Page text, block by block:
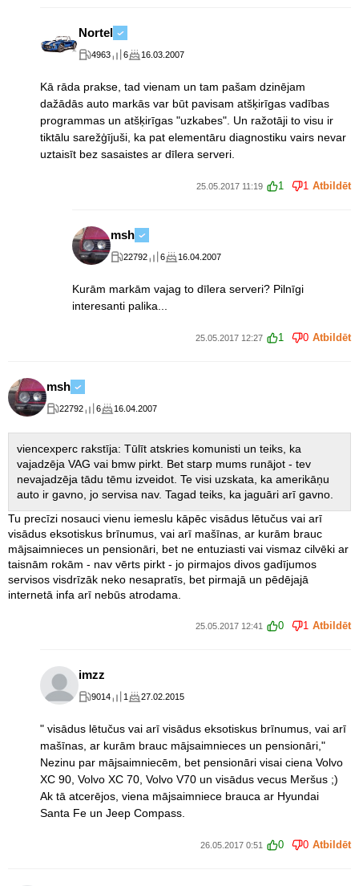
Nortel
4963 6 16.03.2007
Kā rāda prakse, tad vienam un tam pašam dzinējam
dažādās auto markās var būt pavisam atšķirīgas vadības
programmas un atšķirīgas "uzkabes". Un ražotāji to visu ir
tiktālu sarežģījuši, ka pat elementāru diagnostiku vairs nevar
uztaisīt bez sasaistes ar dīlera serveri.
25.05.2017 11:19 1 1 Atbildēt
msh
22792 6 16.04.2007
Kurām markām vajag to dīlera serveri? Pilnīgi
interesanti palika...
25.05.2017 12:27 1 0 Atbildēt
msh
22792 6 16.04.2007
viencexperc rakstīja: Tūlīt atskries komunisti un teiks, ka
vajadzēja VAG vai bmw pirkt. Bet starp mums runājot - tev
nevajadzēja tādu tēmu izveidot. Te visi uzskata, ka amerikāņu
auto ir gavno, jo servisa nav. Tagad teiks, ka jaguāri arī gavno.
Tu precīzi nosauci vienu iemeslu kāpēc visādus lētučus vai arī
visādus eksotiskus brīnumus, vai arī mašīnas, ar kurām brauc
mājsaimnieces un pensionāri, bet ne entuziasti vai vismaz cilvēki ar
taisnām rokām - nav vērts pirkt - jo pirmajos divos gadījumos
servisos visdrīzāk neko nesapratīs, bet pirmajā un pēdējajā
internetā infa arī nebūs atrodama.
25.05.2017 12:41 0 1 Atbildēt
imzz
9014 1 27.02.2015
" visādus lētučus vai arī visādus eksotiskus brīnumus, vai arī
mašīnas, ar kurām brauc mājsaimnieces un pensionāri,"
Nezinu par mājsaimniecēm, bet pensionāri visai ciena Volvo
XC 90, Volvo XC 70, Volvo V70 un visādus vecus Meršus ;)
Ak tā atcerējos, viena mājsaimniece brauca ar Hyundai
Santa Fe un Jeep Compass.
26.05.2017 0:51 0 0 Atbildēt